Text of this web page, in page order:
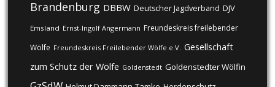
Brandenburg DBBW Deutscher Jagdverband DJV
Emsland Ernst-Ingolf Angermann Freundeskreis freilebender
Wölfe Freundeskreis Freilebender Wölfe e.V. Gesellschaft
zum Schutz der Wölfe Goldenstedt Goldenstedter Wölfin